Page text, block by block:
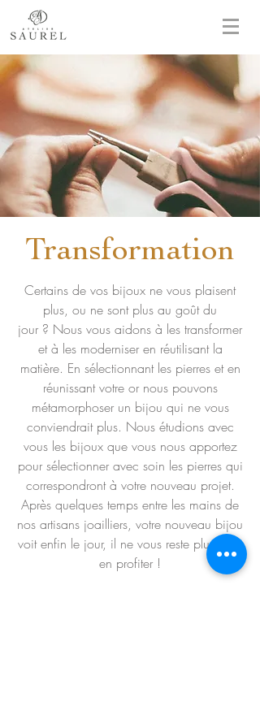
Certains de vos bijoux ne vous plaisent
plus, ou ne sont plus au goût du
jour ? Nous vous aidons à les transformer
et à les moderniser en réutilisant la
matière. En sélectionnant les pierres et en
réunissant votre or nous pouvons
métamorphoser un bijou qui ne vous
conviendrait plus. Nous étudions avec
vous les bijoux que vous nous apportez
pour sélectionner avec soin les pierres qui
correspondront à votre nouveau projet.
Après quelques temps entre les mains de
nos artisans joailliers, votre nouveau bijou
voit enfin le jour, il ne vous reste plus qu'à
en profiter !
Transformation